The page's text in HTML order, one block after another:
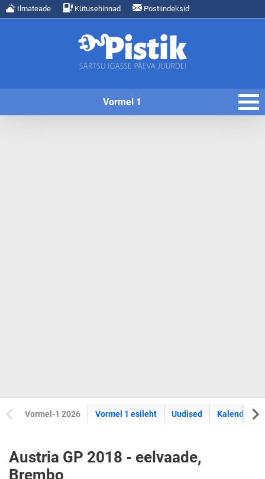
Ilmateade Kütusehinnad Postiindeksid
Vormel 1
Vormel-1 2026 Vormel 1 esileht Uudised Kalender
Austria GP 2018 - eelvaade,
Brembo